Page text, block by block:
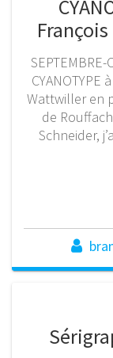
SEPTEMBRE-
Wattwiller en
de
Schneider,